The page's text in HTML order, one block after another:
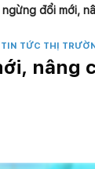
ngừng đổi mới,
TIN TỨC THỊ
nâng